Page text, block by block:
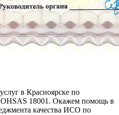
в Красноярске по
18001. Окажем помощь в
качества ИСО по